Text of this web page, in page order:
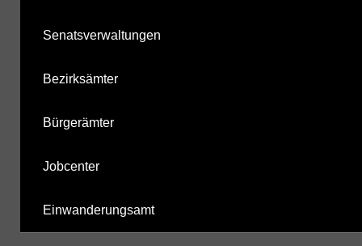
Senatsverwaltungen
Bezirksämter
Bürgerämter
Jobcenter
Einwanderungsamt